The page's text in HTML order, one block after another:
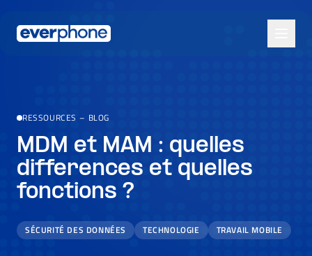
RESSOURCES – BLOG
MDM et MAM : quelles
differences et quelles
fonctions ?
SÉCURITÉ DES DONNÉES TECHNOLOGIE TRAVAIL MOBILE